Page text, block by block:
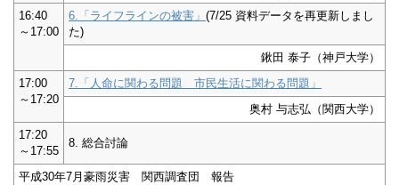
16:40
～17:00
6.「ライフラインの被害」 (7/25 資料データを再更新しまし
た)
鍬田 泰子（神戸大学）
17:00
～17:20
7.「人命に関わる問題 市民生活に関わる問題」
奥村 与志弘（関西大学）
17:20
～17:55
8. 総合討論
平成30年7月豪雨災害 関西調査団 報告